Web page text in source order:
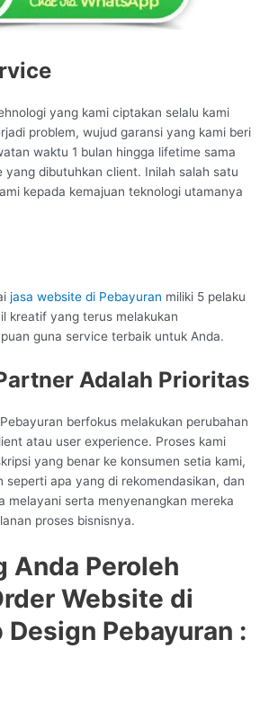
yang kami ciptakan selalu kami
problem, wujud garansi yang kami beri
waktu 1 bulan hingga lifetime sama
yang dibutuhkan client. Inilah salah satu
kepada kemajuan teknologi utamanya
jasa website di Pebayuran miliki 5 pelaku
kreatif yang terus melakukan
guna service terbaik untuk Anda.
Adalah Prioritas
berfokus melakukan perubahan
atau user experience. Proses kami
yang benar ke konsumen setia kami,
seperti apa yang di rekomendasikan, dan
melayani serta menyenangkan mereka
proses bisnisnya.
Anda Peroleh
Website di
Design Pebayuran :